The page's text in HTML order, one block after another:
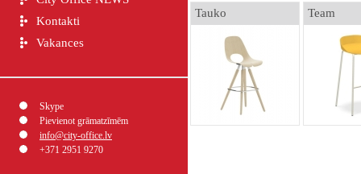
Kontakti
Vakances
Skype
Pievienot grāmatzīmēm
info@city-office.lv
+371 2951 9270
Tauko Team